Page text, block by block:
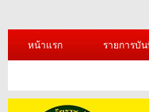
หน้าแรก รายการบั